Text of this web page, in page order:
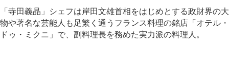
「寺田義晶」シェフは岸田文雄首相をはじめとする政財界の大
物や著名な芸能人も足繁く通うフランス料理の銘店「オテル・
ドゥ・ミクニ」で、副料理長を務めた実力派の料理人。